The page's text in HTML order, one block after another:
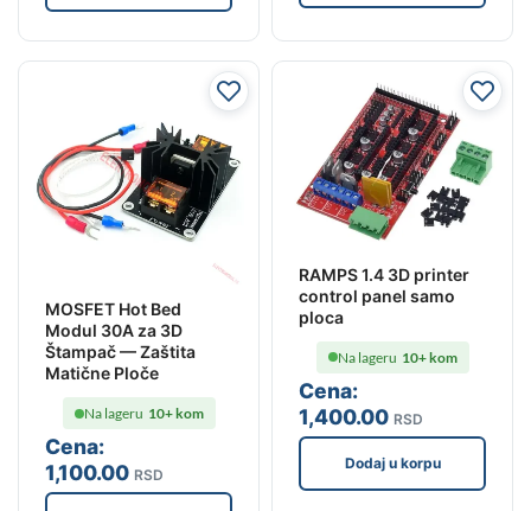
MOSFET Hot Bed
Modul 30A za 3D
Štampač — Zaštita
Matične Ploče
Cena:
1,100.00 RSD
Na lageru 10+ kom
RAMPS 1.4 3D printer
control panel samo
ploca
Cena:
1,400.00 RSD
Na lageru 10+ kom
Dodaj u korpu